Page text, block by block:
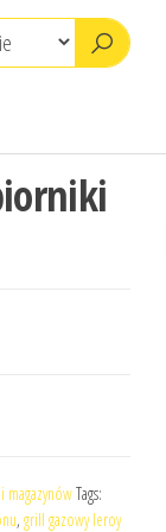
magazynówTags:
, grill gazowy leroy